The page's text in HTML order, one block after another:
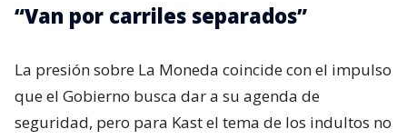
“Van por carriles separados”
La presión sobre La Moneda coincide con el impulso
que el Gobierno busca dar a su agenda de
seguridad, pero para Kast el tema de los indultos no